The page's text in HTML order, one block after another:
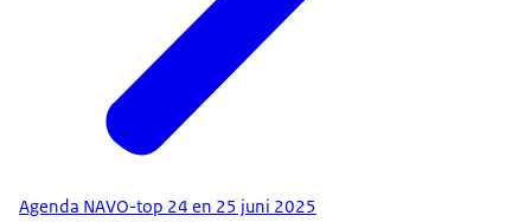
Agenda NAVO-top 24 en 25 juni 2025